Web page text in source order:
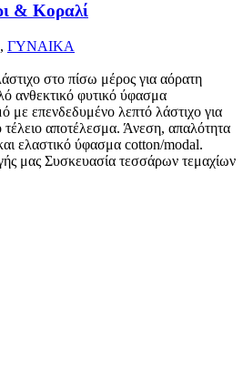
& Κοραλί
, ΓΥΝΑΙΚΑ
στο πίσω μέρος για αόρατη
ανθεκτικό φυτικό ύφασμα
επενδεδυμένο λεπτό λάστιχο για
τέλειο αποτέλεσμα. Άνεση, απαλότητα
ελαστικό ύφασμα cotton/modal.
μας Συσκευασία τεσσάρων τεμαχίων